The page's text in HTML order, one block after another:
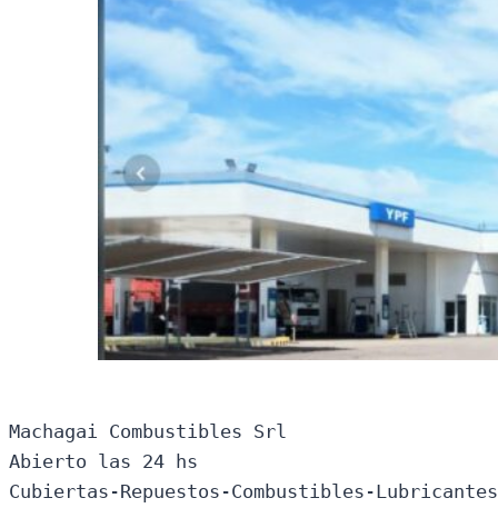
Machagai Combustibles Srl
Abierto las 24 hs
Cubiertas-Repuestos-Combustibles-